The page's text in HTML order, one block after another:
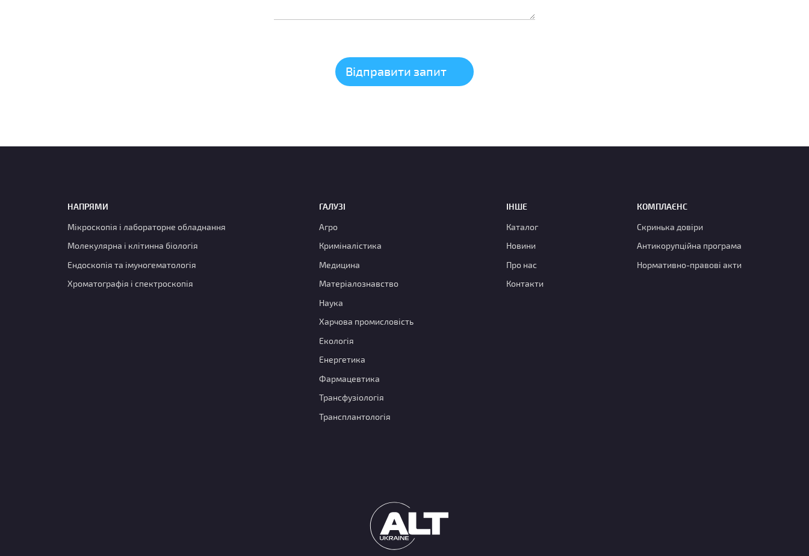
НАПРЯМИ
Мікроскопія і лабораторне обладнання
Молекулярна і клітинна біологія
Ендоскопія та імуногематологія
Хроматографія і спектроскопія
ГАЛУЗІ
Агро
Криміналістика
Медицина
Матеріалознавство
Наука
Харчова промисловість
Екологія
Енергетика
Фармацевтика
Трансфузіологія
Трансплантологія
ІНШЕ
Каталог
Новини
Про нас
Контакти
КОМПЛАЄНС
Скринька довіри
Антикорупційна програма
Нормативно-правові акти